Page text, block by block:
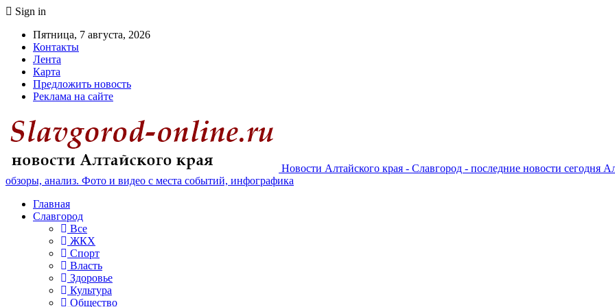
Sign in
Пятница, 7 августа, 2026
Контакты
Лента
Карта
Предложить новость
Реклама на сайте
Новости Алтайского края - Славгород - последние новости сегодня
обзоры, анализ. Фото и видео с места событий, инфографика
Главная
Славгород
Все
ЖКХ
Спорт
Власть
Здоровье
Культура
Общество